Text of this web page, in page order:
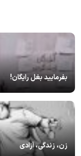
بفرمایید بغل رایگان!
زن، زندگی، آزادی